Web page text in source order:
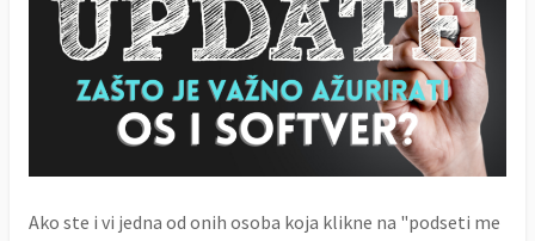
Ako ste i vi jedna od onih osoba koja klikne na "podseti me